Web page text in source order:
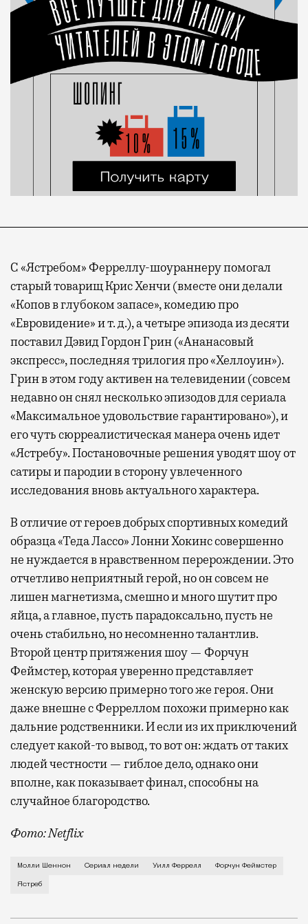
С «Ястребом» Ферреллу-шоураннеру помогал
старый товарищ Крис Хенчи (вместе они делали
«Копов в глубоком запасе», комедию про
«Евровидение» и т. д.), а четыре эпизода из десяти
поставил Дэвид Гордон Грин («Ананасовый
экспресс», последняя трилогия про «Хеллоуин»).
Грин в этом году активен на телевидении (совсем
недавно он снял несколько эпизодов для сериала
«Максимальное удовольствие гарантировано»), и
его чуть сюрреалистическая манера очень идет
«Ястребу». Постановочные решения уводят шоу от
сатиры и пародии в сторону увлеченного
исследования вновь актуального характера.
В отличие от героев добрых спортивных комедий
образца «Теда Лассо» Лонни Хокинс совершенно
не нуждается в нравственном перерождении. Это
отчетливо неприятный герой, но он совсем не
лишен магнетизма, смешно и много шутит про
яйца, а главное, пусть парадоксально, пусть не
очень стабильно, но несомненно талантлив.
Второй центр притяжения шоу — Форчун
Феймстер, которая уверенно представляет
женскую версию примерно того же героя. Они
даже внешне с Ферреллом похожи примерно как
дальние родственники. И если из их приключений
следует какой-то вывод, то вот он: ждать от таких
людей честности — гиблое дело, однако они
вполне, как показывает финал, способны на
случайное благородство.
Фото: Netflix
Когда-то Лонни Хокинс (Уилл Феррелл) был
Молли Шеннон Сериал недели Уилл Феррелл Форчун Феймстер
Ястреб